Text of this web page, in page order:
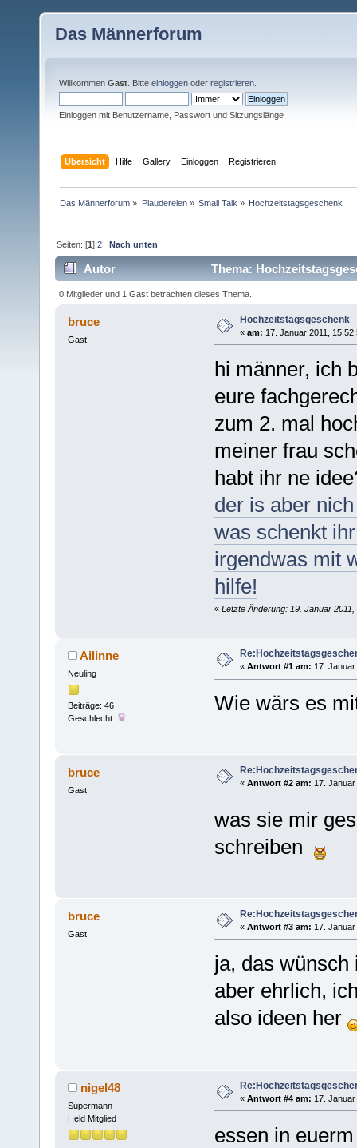
Das Männerforum
Willkommen Gast . Bitte einloggen oder registrieren
Einloggen mit Benutzername, Passwort und Sitzungslänge
Übersicht Hilfe Gallery Einloggen Registrieren
Das Männerforum » Plaudereien» Small Talk » Hochzeitstagsgeschenk
Seiten: [1]2 Nach unten
Autor Thema:
0 Mitglieder und 1 Gast betrachten dieses Thema.
bruce
Gast
Hochzeitstagsgeschenk
« am: 17. Januar 2011,
hi männer, ich
eure
zum 2. mal
meiner frau
habt ihr ne
der is aber
was schenkt
irgendwas mit
hilfe!
« Letzte Änderung: 19. Januar
Ailinne
Neuling
Beiträge: 46
Geschlecht:
« Antwort #1 am: 17.
Wie wärs es
bruce
Gast
« Antwort #2 am: 17.
was sie mir
schreiben
bruce
Gast
« Antwort #3 am: 17. Januar
ja, das
aber ehrlich,
also ideen her
nigel48
Supermann
Held Mitglied
« Antwort #4 am: 17. Januar
essen in